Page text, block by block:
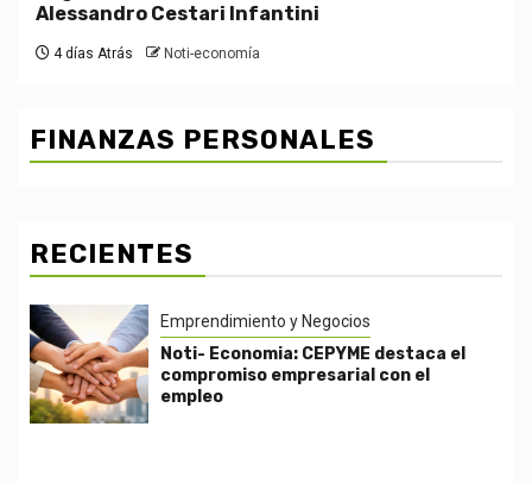
Alessandro Cestari Infantini
4 días Atrás Noti-economía
FINANZAS PERSONALES
RECIENTES
Emprendimiento y Negocios
Noti- Economia: CEPYME destaca el
compromiso empresarial con el
empleo